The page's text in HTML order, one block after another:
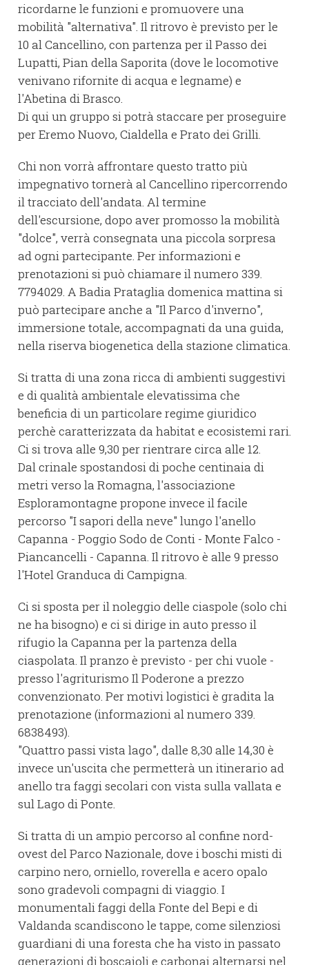
ricordarne le funzioni e promuovere una
mobilità "alternativa". Il ritrovo è previsto per le
10 al Cancellino, con partenza per il Passo dei
Lupatti, Pian della Saporita (dove le locomotive
venivano rifornite di acqua e legname) e
l'Abetina di Brasco.
Di qui un gruppo si potrà staccare per proseguire
per Eremo Nuovo, Cialdella e Prato dei Grilli.
Chi non vorrà affrontare questo tratto più
impegnativo tornerà al Cancellino ripercorrendo
il tracciato dell'andata. Al termine
dell'escursione, dopo aver promosso la mobilità
"dolce", verrà consegnata una piccola sorpresa
ad ogni partecipante. Per informazioni e
prenotazioni si può chiamare il numero 339.
7794029. A Badia Prataglia domenica mattina si
può partecipare anche a "Il Parco d'inverno",
immersione totale, accompagnati da una guida,
nella riserva biogenetica della stazione climatica.
Si tratta di una zona ricca di ambienti suggestivi
e di qualità ambientale elevatissima che
beneficia di un particolare regime giuridico
perchè caratterizzata da habitat e ecosistemi rari.
Ci si trova alle 9,30 per rientrare circa alle 12.
Dal crinale spostandosi di poche centinaia di
metri verso la Romagna, l'associazione
Esploramontagne propone invece il facile
percorso "I sapori della neve" lungo l'anello
Capanna - Poggio Sodo de Conti - Monte Falco -
Piancancelli - Capanna. Il ritrovo è alle 9 presso
l'Hotel Granduca di Campigna.
Ci si sposta per il noleggio delle ciaspole (solo chi
ne ha bisogno) e ci si dirige in auto presso il
rifugio la Capanna per la partenza della
ciaspolata. Il pranzo è previsto - per chi vuole -
presso l'agriturismo Il Poderone a prezzo
convenzionato. Per motivi logistici è gradita la
prenotazione (informazioni al numero 339.
6838493).
"Quattro passi vista lago", dalle 8,30 alle 14,30 è
invece un'uscita che permetterà un itinerario ad
anello tra faggi secolari con vista sulla vallata e
sul Lago di Ponte.
Si tratta di un ampio percorso al confine nord-
ovest del Parco Nazionale, dove i boschi misti di
carpino nero, orniello, roverella e acero opalo
sono gradevoli compagni di viaggio. I
monumentali faggi della Fonte del Bepi e di
Valdanda scandiscono le tappe, come silenziosi
guardiani di una foresta che ha visto in passato
generazioni di boscaioli e carbonai alternarsi nel